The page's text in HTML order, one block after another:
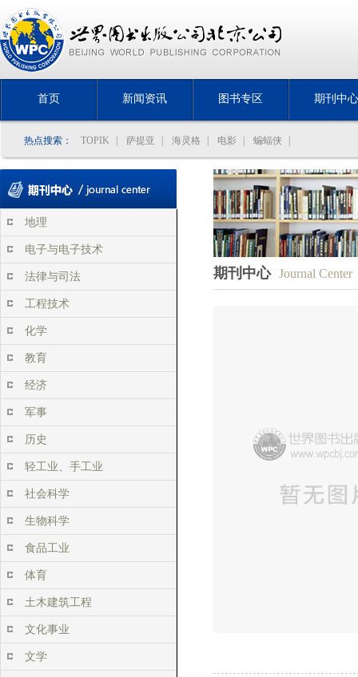
首页 新闻资讯 图书专区 期刊中心
热点搜索： TOPIK 萨提亚 海灵格 电影 蝙蝠侠
地理
电子与电子技术
法律与司法
工程技术
化学
教育
经济
军事
历史
轻工业、手工业
社会科学
生物科学
食品工业
体育
土木建筑工程
文化事业
文学
期刊中心 Journal Center